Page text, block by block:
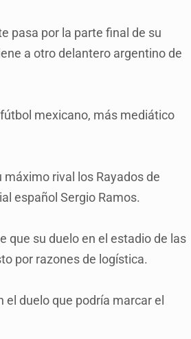
pasa por la parte final de su
a otro delantero argentino de
mexicano, más mediático
rival los Rayados de
español Sergio Ramos.
que su duelo en el estadio de las
por razones de logística.
el duelo que podría marcar el